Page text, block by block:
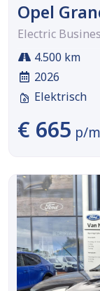
Opel
Electric
4.500 km
2026
Elektrisch
€ 665 p/m